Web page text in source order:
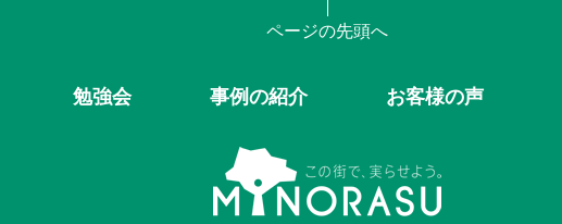
ページの先頭へ
勉強会 事例の紹介 お客様の声